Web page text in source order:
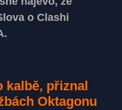
o Clashi
kalbě, přiznal
Oktagonu